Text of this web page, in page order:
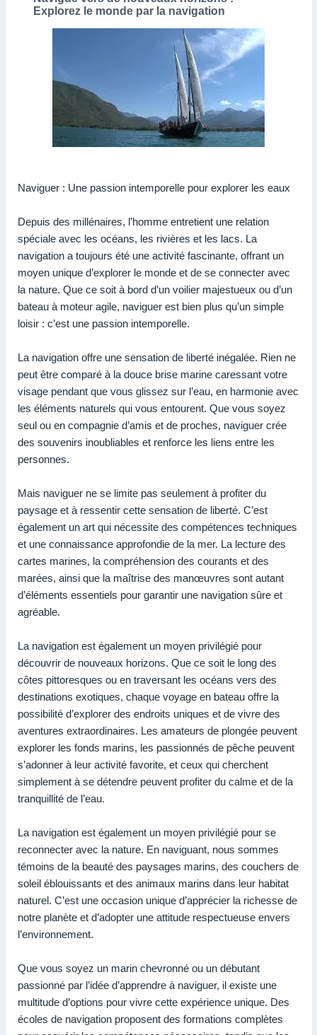
Explorez le monde par la navigation
Naviguer : Une passion intemporelle pour explorer les eaux
Depuis des millénaires, l’homme entretient une relation
spéciale avec les océans, les rivières et les lacs. La
navigation a toujours été une activité fascinante, offrant un
moyen unique d’explorer le monde et de se connecter avec
la nature. Que ce soit à bord d’un voilier majestueux ou d’un
bateau à moteur agile, naviguer est bien plus qu’un simple
loisir : c’est une passion intemporelle.
La navigation offre une sensation de liberté inégalée. Rien ne
peut être comparé à la douce brise marine caressant votre
visage pendant que vous glissez sur l’eau, en harmonie avec
les éléments naturels qui vous entourent. Que vous soyez
seul ou en compagnie d’amis et de proches, naviguer crée
des souvenirs inoubliables et renforce les liens entre les
personnes.
Mais naviguer ne se limite pas seulement à profiter du
paysage et à ressentir cette sensation de liberté. C’est
également un art qui nécessite des compétences techniques
et une connaissance approfondie de la mer. La lecture des
cartes marines, la compréhension des courants et des
marées, ainsi que la maîtrise des manœuvres sont autant
d’éléments essentiels pour garantir une navigation sûre et
agréable.
La navigation est également un moyen privilégié pour
découvrir de nouveaux horizons. Que ce soit le long des
côtes pittoresques ou en traversant les océans vers des
destinations exotiques, chaque voyage en bateau offre la
possibilité d’explorer des endroits uniques et de vivre des
aventures extraordinaires. Les amateurs de plongée peuvent
explorer les fonds marins, les passionnés de pêche peuvent
s’adonner à leur activité favorite, et ceux qui cherchent
simplement à se détendre peuvent profiter du calme et de la
tranquillité de l’eau.
La navigation est également un moyen privilégié pour se
reconnecter avec la nature. En naviguant, nous sommes
témoins de la beauté des paysages marins, des couchers de
soleil éblouissants et des animaux marins dans leur habitat
naturel. C’est une occasion unique d’apprécier la richesse de
notre planète et d’adopter une attitude respectueuse envers
l’environnement.
Que vous soyez un marin chevronné ou un débutant
passionné par l’idée d’apprendre à naviguer, il existe une
multitude d’options pour vivre cette expérience unique. Des
écoles de navigation proposent des formations complètes